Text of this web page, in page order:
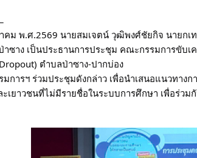
ม พ.ศ.2569 นายสมเจตน์ วุฒิพงศ์ชัยกิจ นายก
ซาง เป็นประธานการประชุม คณะกรรมการขับ
ตำบลป่าซาง-ปากบ่อง
การฯ ร่วมประชุมดังกล่าว เพื่อนำเสนอแนวทาง
เยาวชนที่ไม่มีรายชื่อในระบบการศึกษา เพื่อร่ว